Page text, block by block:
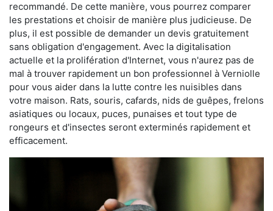
recommandé. De cette manière, vous pourrez comparer
les prestations et choisir de manière plus judicieuse. De
plus, il est possible de demander un devis gratuitement
sans obligation d'engagement. Avec la digitalisation
actuelle et la prolifération d'Internet, vous n'aurez pas de
mal à trouver rapidement un bon professionnel à Verniolle
pour vous aider dans la lutte contre les nuisibles dans
votre maison. Rats, souris, cafards, nids de guêpes, frelons
asiatiques ou locaux, puces, punaises et tout type de
rongeurs et d'insectes seront exterminés rapidement et
efficacement.